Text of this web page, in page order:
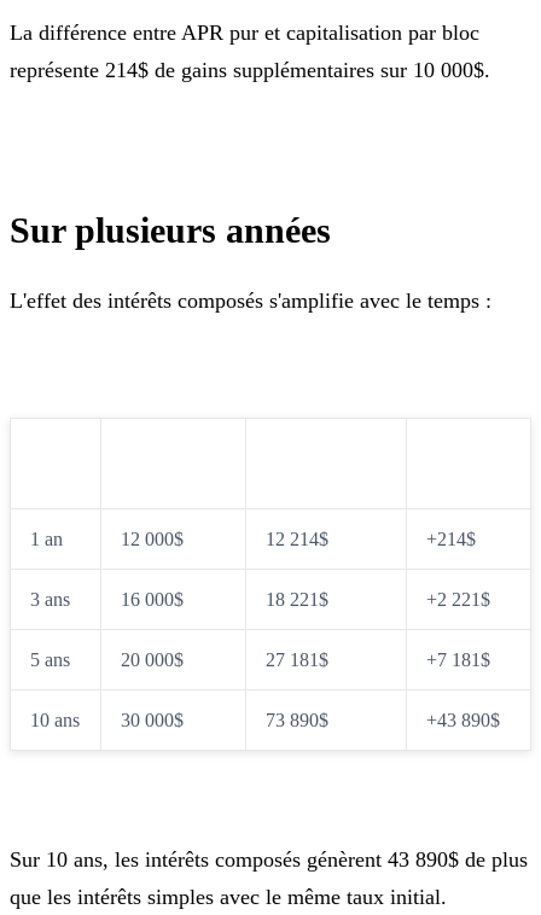
La différence entre APR pur et capitalisation par bloc
représente 214$ de gains supplémentaires sur 10 000$.
Sur plusieurs années
L'effet des intérêts composés s'amplifie avec le temps :
1 an 12 000$ 12 214$ +214$
3 ans 16 000$ 18 221$ +2 221$
5 ans 20 000$ 27 181$ +7 181$
10 ans 30 000$ 73 890$ +43 890$
Sur 10 ans, les intérêts composés génèrent 43 890$ de plus
que les intérêts simples avec le même taux initial.